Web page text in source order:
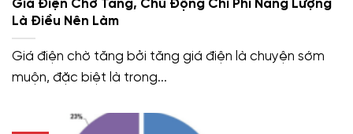
Giá Điện Chờ Tăng, Chủ Động Chi Phí Năng Lượng
Là Điều Nên Làm
Giá điện chờ tăng bởi tăng giá điện là chuyện sớm
muộn, đặc biệt là trong...